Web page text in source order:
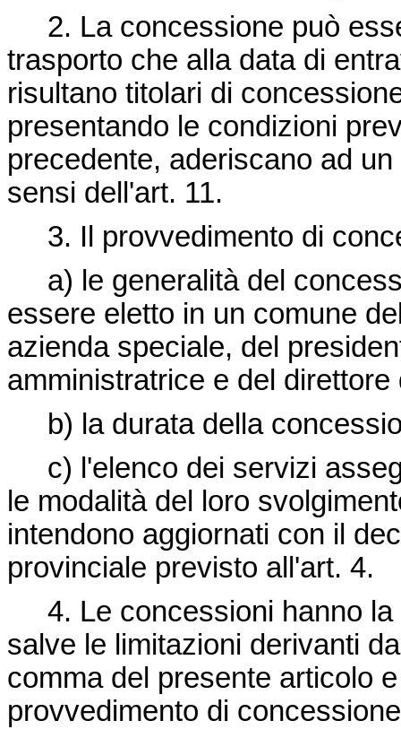
2. La concessione può
trasporto che alla data di
risultano titolari di
presentando le condizioni
precedente, aderiscano ad
sensi dell'art. 11.
3. Il provvedimento di
a) le generalità del
essere eletto in un comune
azienda speciale, del
amministratrice e del
b) la durata della
c) l'elenco dei servizi
le modalità del loro
intendono aggiornati con il
provinciale previsto all'art. 4.
4. Le concessioni hanno la
salve le limitazioni derivanti
comma del presente articolo
provvedimento di